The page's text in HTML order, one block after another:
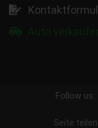
Follow us:
Seite teilen: